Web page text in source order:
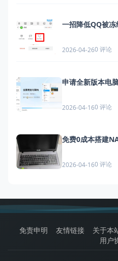
一招降低QQ被
2026-04-260 评论
申请全新版本电
2026-04-160 评论
免费0成本搭建
2026-04-160 评论
免责申明 友情链接 关于本
用户